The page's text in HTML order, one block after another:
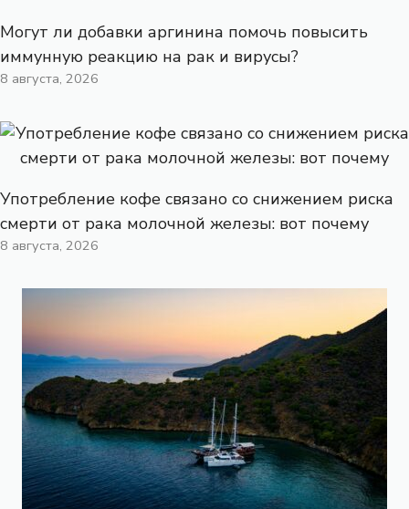
Могут ли добавки аргинина помочь повысить
иммунную реакцию на рак и вирусы?
8 августа, 2026
Употребление кофе связано со снижением риска
смерти от рака молочной железы: вот почему
8 августа, 2026